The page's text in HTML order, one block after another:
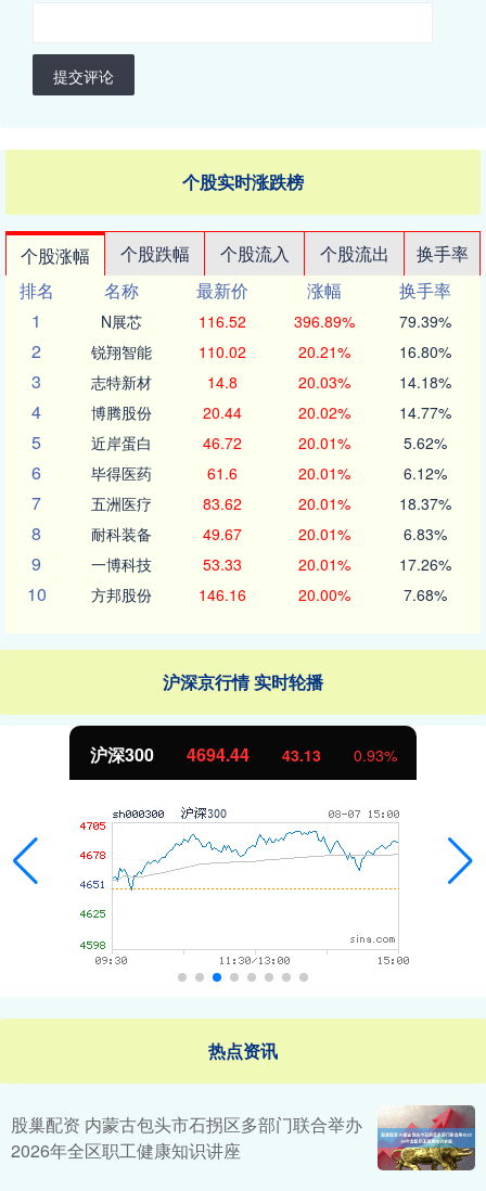
提交评论
个股实时涨跌榜
个股涨幅 个股跌幅 个股流入 个股流出
换手率
排名
名称 最新价 涨幅
换手率
1
N展芯 116.52 396.89% 79.39%
2 锐翔智能 110.02 20.21% 16.80%
3 志特新材 14.8 20.03% 14.18%
4 博腾股份 20.44 20.02% 14.77%
5 近岸蛋白 46.72 20.01% 5.62%
6 毕得医药 61.6 20.01% 6.12%
7 五洲医疗 83.62 20.01% 18.37%
8 耐科装备 49.67 20.01% 6.83%
9 一博科技 53.33 20.01% 17.26%
10 方邦股份 146.16 20.00% 7.68%
沪深京行情 实时轮播
沪深300 4694.44 43.13 0.93%
热点资讯
股巢配资 内蒙古包头市石拐区多部门联合举办
2026年全区职工健康知识讲座